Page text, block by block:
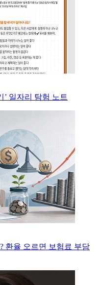
’ 일자리 탐험 노트
환율 오르면 보험료 부담